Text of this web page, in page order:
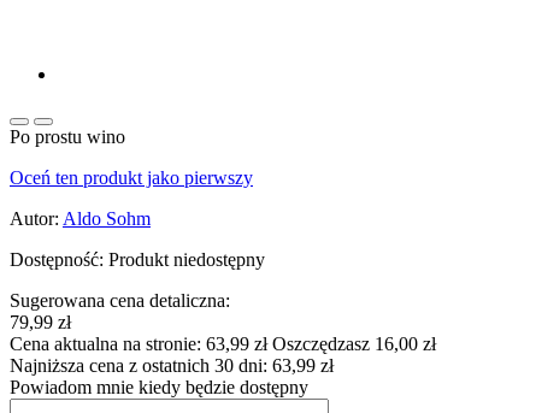
Po prostu wino
Oceń ten produkt jako pierwszy
Autor: Aldo Sohm
Dostępność: Produkt niedostępny
Sugerowana cena detaliczna:
79,99 zł
Cena aktualna na stronie: 63,99 złOszczędzasz 16,00 zł
Najniższa cena z ostatnich 30 dni: 63,99 zł
Powiadom mnie kiedy będzie dostępny